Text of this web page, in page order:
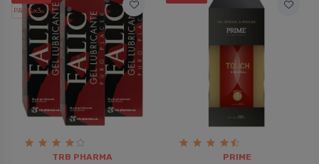
PACK x3u.
TRB PHARMA PRIME